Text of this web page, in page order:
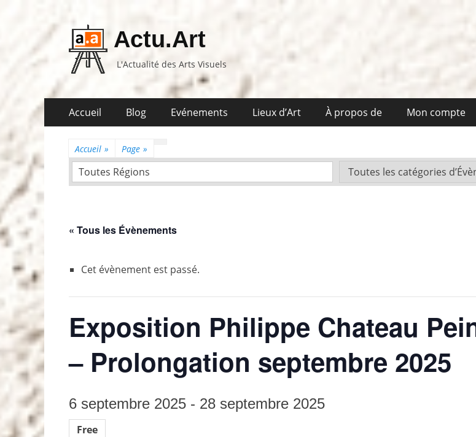
Actu.Art
L'Actualité des Arts Visuels
Premier
menu
Accueil Blog Evénements Lieux d’Art À propos de Mon compte
Accueil » Page »
Toutes Régions
« Tous les Évènements
Cet évènement est passé.
Exposition Philippe Chateau
– Prolongation septembre 2025
6 septembre 2025 - 28 septembre 2025
Free